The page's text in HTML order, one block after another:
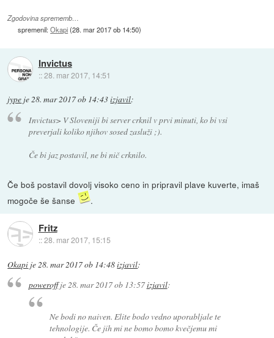
Zgodovina sprememb…
spremenil:Okapi(28. mar 2017 ob 14:50)
Invictus
::28. mar 2017, 14:51
jype je28. mar 2017 ob 14:43izjavil:
Invictus> V Sloveniji bi server crknil v prvi minuti, ko bi vsi
preverjali koliko njihov sosed zasluži ;).
Če bi jaz postavil, ne bi nič crknilo.
Če boš postavil dovolj visoko ceno in pripravil plave kuverte, imaš
mogoče še šanse
.
Fritz
::28. mar 2017, 15:15
Okapi je28. mar 2017 ob 14:48izjavil:
poweroffje28. mar 2017 ob 13:57izjavil:
Ne bodi no naiven. Elite bodo vedno uporabljale te
tehnologije. Če jih mi ne bomo bomo kvečjemu mi